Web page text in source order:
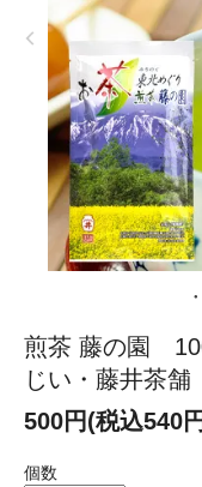
煎茶 藤の園
じい・藤井茶舗
500円(税込540
個数